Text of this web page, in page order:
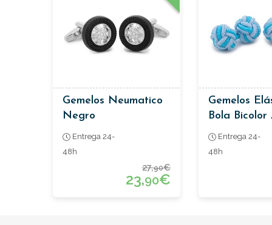
Gemelos Neumatico
Negro
Entrega 24-
48h
27,90€
23,90€
Gemelos
Bola Bicolor
Entrega 24-
48h